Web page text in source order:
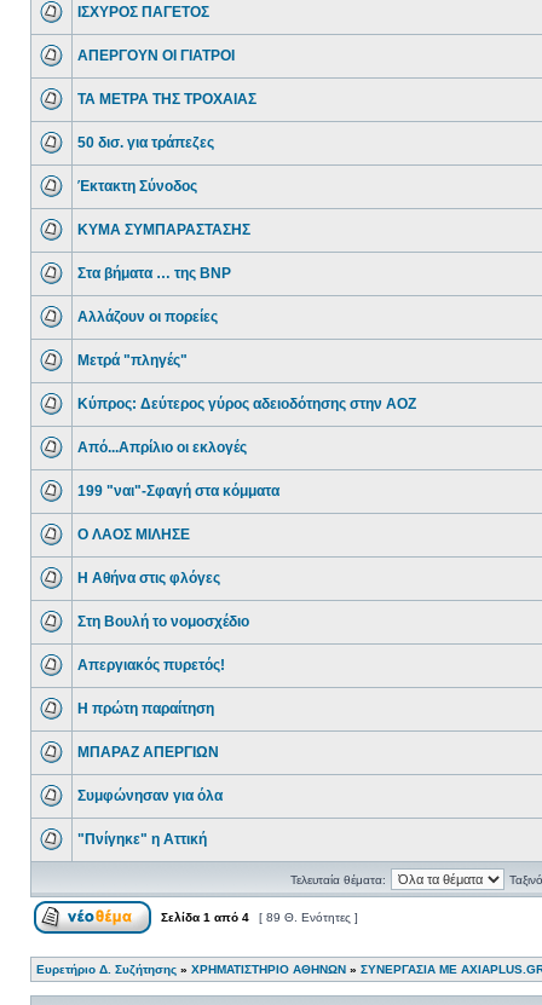
ΙΣΧΥΡΟΣ ΠΑΓΕΤΟΣ
ΑΠΕΡΓΟΥΝ ΟΙ ΓΙΑΤΡΟΙ
ΤΑ ΜΕΤΡΑ ΤΗΣ ΤΡΟΧΑΙΑΣ
50 δισ. για τράπεζες
Έκτακτη Σύνοδος
ΚΥΜΑ ΣΥΜΠΑΡΑΣΤΑΣΗΣ
Στα βήματα … της BNP
Αλλάζουν οι πορείες
Μετρά "πληγές"
Κύπρος: Δεύτερος γύρος αδειοδότησης στην ΑΟΖ
Από...Απρίλιο οι εκλογές
199 "ναι"-Σφαγή στα κόμματα
Ο ΛΑΟΣ ΜΙΛΗΣΕ
Η Αθήνα στις φλόγες
Στη Βουλή το νομοσχέδιο
Απεργιακός πυρετός!
Η πρώτη παραίτηση
ΜΠΑΡΑΖ ΑΠΕΡΓΙΩΝ
Συμφώνησαν για όλα
"Πνίγηκε" η Αττική
Τελευταία θέματα:
Σελίδα 1 από 4 [ 89 Θ. Ενότητες ]
Ευρετήριο Δ. Συζήτησης » ΧΡΗΜΑΤΙΣΤΗΡΙΟ ΑΘΗΝΩΝ » ΣΥΝΕΡΓΑΣΙΑ ΜΕ